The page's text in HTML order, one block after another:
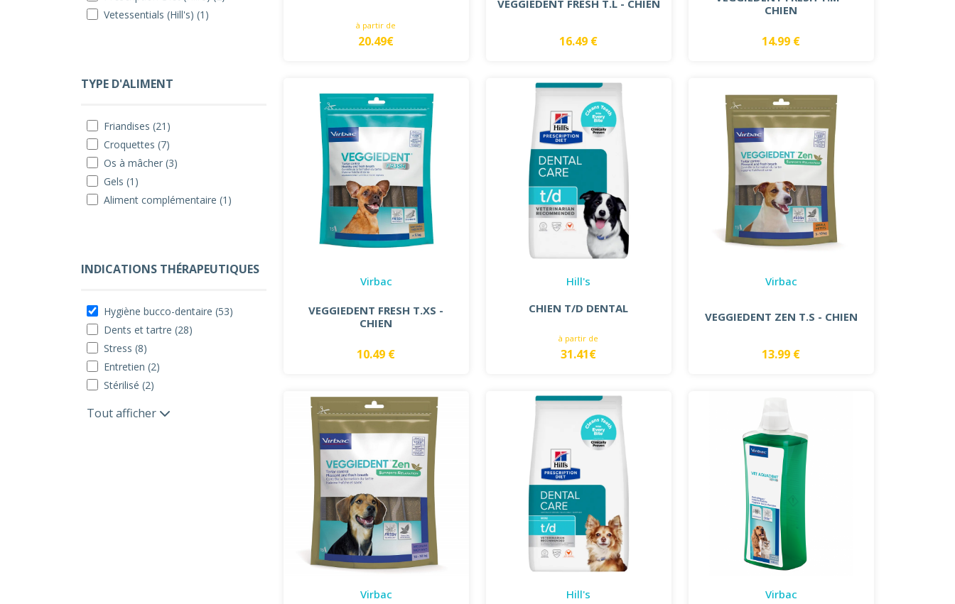
Vetessentials (Hill's) (1)
TYPE D'ALIMENT
Friandises (21)
Croquettes (7)
Os à mâcher (3)
Gels (1)
Aliment complémentaire (1)
INDICATIONS THÉRAPEUTIQUES
Hygiène bucco-dentaire (53)
Dents et tartre (28)
Stress (8)
Entretien (2)
Stérilisé (2)
Tout afficher
à partir de
20.49€
VEGGIEDENT FRESH T.L - CHIEN
16.49 €
CHIEN
14.99 €
Virbac
VEGGIEDENT FRESH T.XS -
CHIEN
10.49 €
Hill's
CHIEN T/D DENTAL
à partir de
31.41€
Virbac
VEGGIEDENT ZEN T.S - CHIEN
13.99 €
Virbac Hill's
Virbac